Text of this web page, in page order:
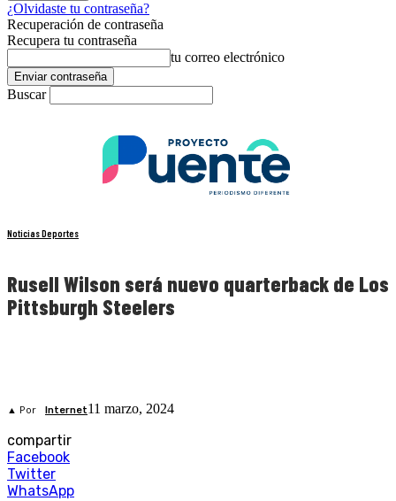
¿Olvidaste tu contraseña?
Recuperación de contraseña
Recupera tu contraseña
tu correo electrónico
Buscar
Noticias Deportes
Rusell Wilson será nuevo quarterback de Los
Pittsburgh Steelers
▲ Por Internet11 marzo, 2024
compartir
Facebook
Twitter
WhatsApp